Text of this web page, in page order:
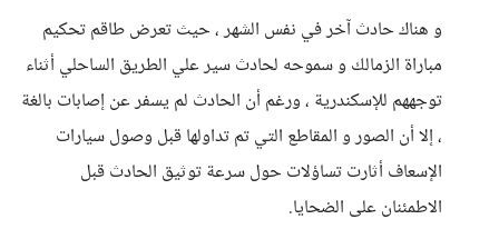
و هناك حادث آخر في نفس الشهر ، حيث تعرض طاقم تحكيم
مباراة الزمالك و سموحه لحادث سير علي الطريق الساحلي أثناء
توجههم للإسكندرية ، ورغم أن الحادث لم يسفر عن إصابات بالغة
، إلا أن الصور و المقاطع التي تم تداولها قبل وصول سيارات
الإسعاف أثارت تساؤلات حول سرعة توثيق الحادث قبل
الاطمئنان على الضحايا.